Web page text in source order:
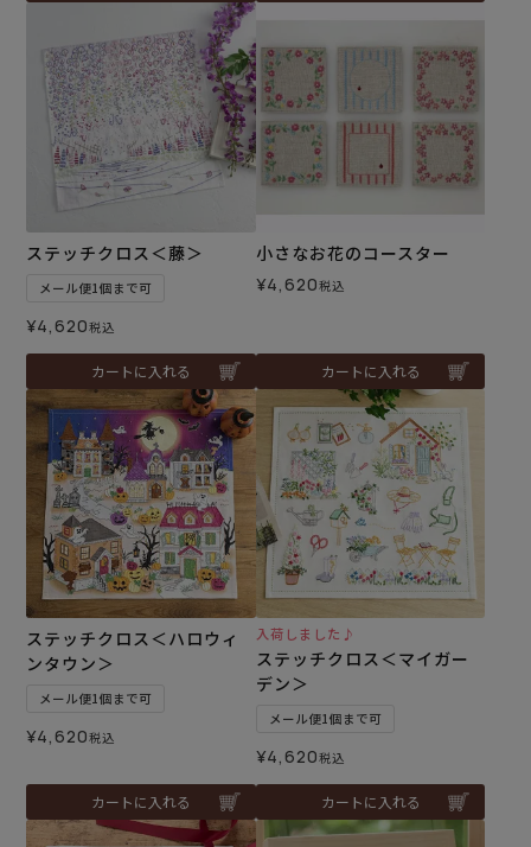
ステッチクロス＜藤＞
メール便1個まで可
¥4,620税込
カートに入れる
小さなお花のコースター
¥4,620税込
カートに入れる
ステッチクロス＜ハロウィ
ンタウン＞
メール便1個まで可
¥4,620税込
カートに入れる
入荷しました♪
ステッチクロス＜マイガー
デン＞
メール便1個まで可
¥4,620税込
カートに入れる